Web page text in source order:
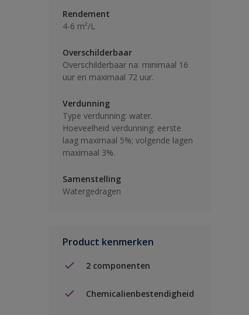
Rendement
4-6 m²/L
Overschilderbaar
Overschilderbaar na: minimaal 16
uur en maximaal 72 uur.
Verdunning
Type verdunning: water.
Hoeveelheid verdunning: eerste
laag maximaal 5%; volgende lagen
maximaal 3%.
Samenstelling
Watergedragen
Product kenmerken
2 componenten
Chemicalienbestendigheid